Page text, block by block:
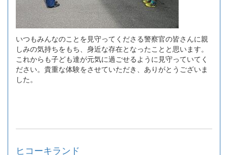
いつもみんなのことを見守ってくださる警察官の皆さんに親
しみの気持ちをもち、身近な存在となったことと思います。
これからも子ども達が元気に過ごせるように見守っていてく
ださい。貴重な体験をさせていただき、ありがとうございま
した。
ヒコーキランド